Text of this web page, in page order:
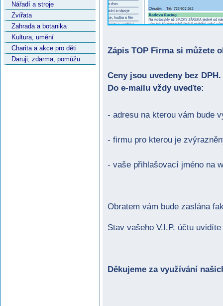
Nářadí a stroje
Zvířata
Zahrada a botanika
Kultura, umění
Charita a akce pro děti
Daruji, zdarma, pomůžu
Zápis TOP Firma si můžete
Ceny jsou uvedeny bez DPH.
Do e-mailu vždy uveďte:
- adresu na kterou vám bude
- firmu pro kterou je
- vaše přihlašovací jméno na
Obratem vám bude zaslána
Stav vašeho V.I.P. účtu
Děkujeme za využívání